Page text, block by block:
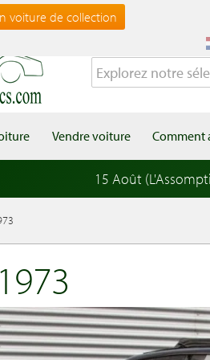
voiture de collection
Vendre voiture Comment
15 Août